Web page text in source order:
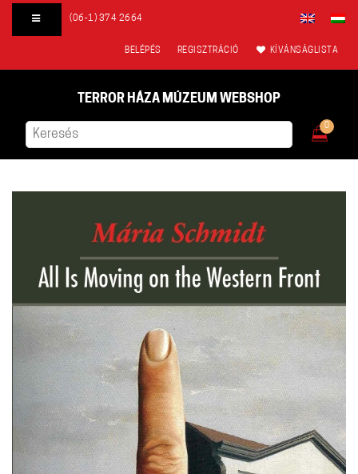
(06-1) 374 2664
BELÉPÉS REGISZTRÁCIÓ KÍVÁNSÁGLISTA
TERROR HÁZA MÚZEUM WEBSHOP
0